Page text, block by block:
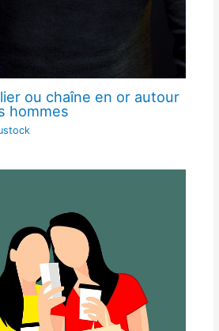
ou chaîne en or autour
hommes